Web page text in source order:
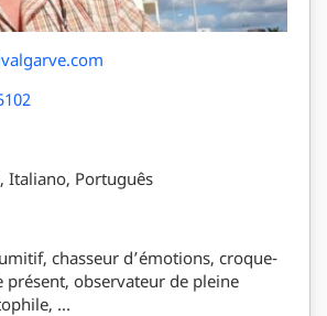
Italiano, Português
chasseur d’émotions, croque-
présent, observateur de pleine
…